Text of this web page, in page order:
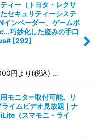
ィー（トヨタ・レクサ
セキュリティーシステ
インベーダー、ゲームボ
巧妙化した盗みの手口
[292]
円より(税込) …
モニター取付可能。リ
イムビデオ見放題｜ナ
（スマモニ・ライ